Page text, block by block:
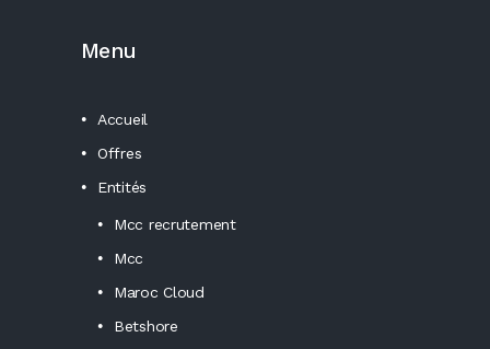
Menu
Accueil
Offres
Entités
Mcc recrutement
Mcc
Maroc Cloud
Betshore